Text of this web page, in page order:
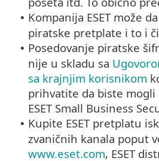
• Kompanija ESET može
piratske pretplate i to i
• Posedovanje piratske
nije u skladu sa
sa krajnjim korisnikom
prihvatite da biste
ESET Small Business
• Kupite ESET pretplatu
zvaničnih kanala poput
www.eset.com, ESET